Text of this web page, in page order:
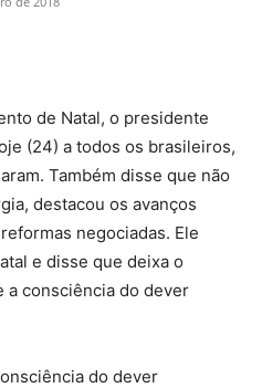
de Natal, o presidente
(24) a todos os brasileiros,
Também disse que não
destacou os avanços
negociadas. Ele
e disse que deixa o
a consciência do dever
do dever